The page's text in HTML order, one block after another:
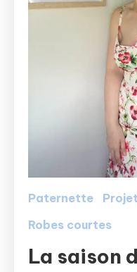
Paternette
Robes courtes
La saison